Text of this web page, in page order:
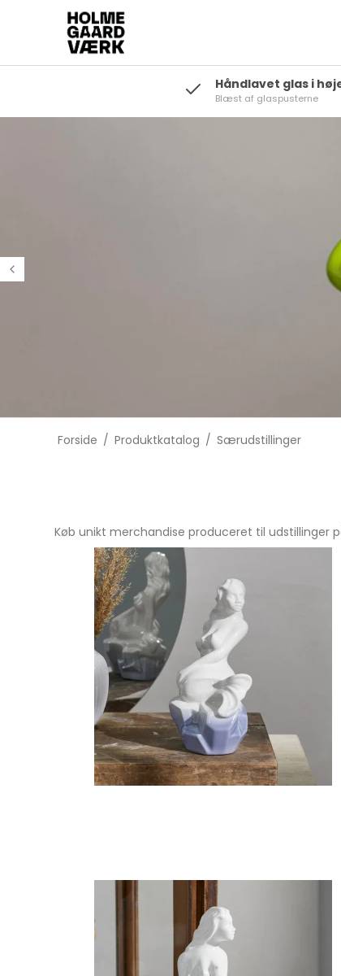
Håndlavet glas i
Blæst af glaspusterne
Forside / Produktkatalog / Særudstillinger
Køb unikt merchandise produceret til udstillinger